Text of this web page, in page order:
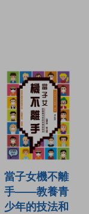
當子女機不離
手——教養青
少年的技法和